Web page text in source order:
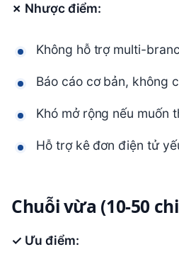
✗ Nhược điểm:
Không hỗ trợ multi-
Báo cáo cơ bản, không
Khó mở rộng nếu muốn
Hỗ trợ kê đơn điện tử
Chuỗi vừa (10-50
✓ Ưu điểm: